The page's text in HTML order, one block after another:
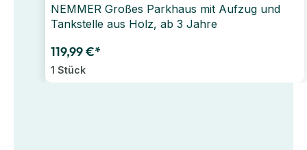
NEMMER Großes Parkhaus mit Aufzug und
Tankstelle aus Holz, ab 3 Jahre
119,99 €*
1 Stück